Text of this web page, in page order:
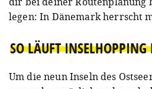
legen: In Dänemark herrscht
SO LÄUFT
Um die neun Inseln des